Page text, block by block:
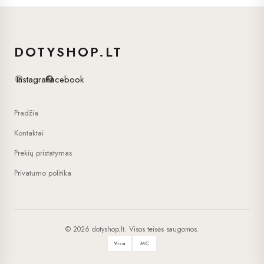
DOTYSHOP.LT
InstagramFacebook
Pradžia
Kontaktai
Prekių pristatymas
Privatumo politika
© 2026 dotyshop.lt. Visos teisės saugomos.
Visa MC